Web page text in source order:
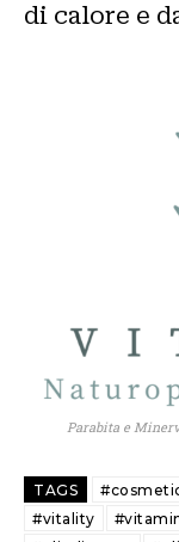
di calore e
Parabita e
TAGS
#vitality